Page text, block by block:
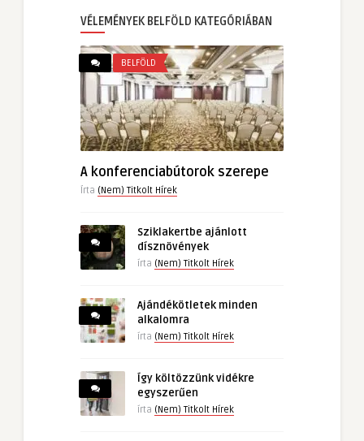
VÉLEMÉNYEK BELFÖLD KATEGÓRIÁBAN
BELFÖLD
A konferenciabútorok szerepe
Írta (Nem) Titkolt Hírek
Sziklakertbe ajánlott
dísznövények
írta (Nem) Titkolt Hírek
Ajándékötletek minden
alkalomra
írta (Nem) Titkolt Hírek
Így költözzünk vidékre
egyszerűen
írta (Nem) Titkolt Hírek